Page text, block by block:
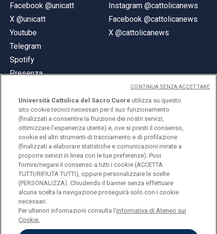
Facebook @unicatt
X @unicatt
Youtube
Telegram
Spotify
Presenza
Instagram @cattolicanews
Facebook @cattolicanews
X @cattolicanews
© Università Cattolica del Sacro Cuore
Largo A. Gemelli 1, 20123 Milano
PI 02133120150
ENGLISH
Università Cattolica del Sacro Cuore utilizza su questo
sito cookie tecnici necessari per il suo funzionamento
(finalizzati a consentire la fruizione dei nostri servizi,
ottimizzare l'esperienza utente) e, ove si presti il consenso,
cookie ed altri strumenti di tracciamento e di profilazione
(finalizzati a elaborare statistiche e comunicazioni mirate a
proporre servizi in linea con le tue preferenze). Puoi
fornire/negare il consenso a tutti i cookie (ACCETTA
TUTTI/RIFIUTA TUTTI), oppure personalizzare le scelte
(PERSONALIZZA). Chiudendo il banner senza effettuare
alcuna scelta la navigazione proseguirà solo con i cookie
necessari.
Per ulteriori informazioni consulta l'informativa di Ateneo sui
Cookie.
CONTINUA SENZA ACCETTARE